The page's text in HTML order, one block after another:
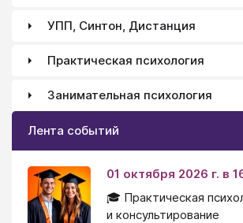
УПП, Синтон, Дистанция
Практическая психология
Занимательная психология
Лента событий
01 октября 2026 г. в
🎓 Практическая
и консультирование